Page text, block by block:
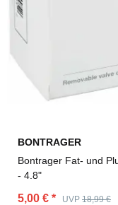
BONTRAGER
Bontrager Fat- und
- 4.8"
5,00 € * UVP 18,99 €